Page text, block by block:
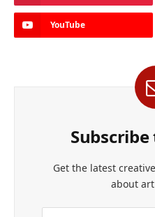
YouTube
Get the latest
about